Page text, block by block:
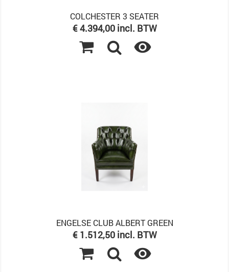
COLCHESTER 3 SEATER
Prijs
€ 4.394,00 incl. BTW

ENGELSE CLUB ALBERT GREEN
Prijs
€ 1.512,50 incl. BTW
